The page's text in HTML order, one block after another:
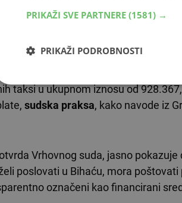
se da je borba Bihaća itekako
građana, a godinama unazad
tolerirati'', izjavio je Sedić.
deset pravnih osoba s više uplatnih
taksi u ukupnom iznosu od
sudska praksa, kako navode iz
Vrhovnog suda, jasno
poslovati u Bihaću, mora
označeni kao financirani
PRIKAŽI SVE PARTNERE (1581) →
PRIKAŽI PODROBNOSTI